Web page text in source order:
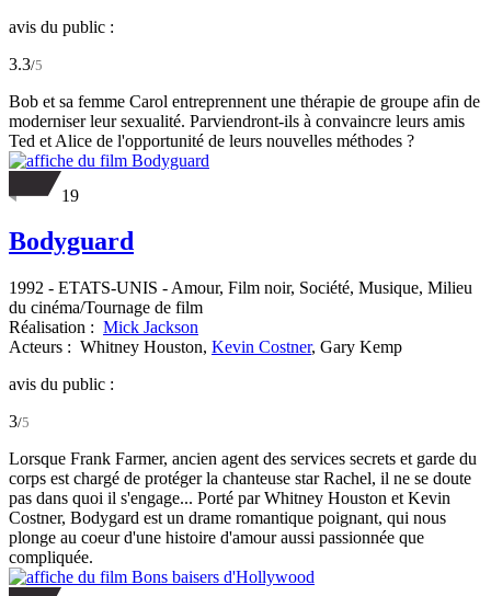
avis du public :
3.3/5
Bob et sa femme Carol entreprennent une thérapie de groupe afin de
moderniser leur sexualité. Parviendront-ils à convaincre leurs amis
Ted et Alice de l'opportunité de leurs nouvelles méthodes ?
19
Bodyguard
1992 - ETATS-UNIS - Amour, Film noir, Société, Musique, Milieu
du cinéma/Tournage de film
Réalisation : Mick Jackson
Acteurs : Whitney Houston, Kevin Costner, Gary Kemp
avis du public :
3/5
Lorsque Frank Farmer, ancien agent des services secrets et garde du
corps est chargé de protéger la chanteuse star Rachel, il ne se doute
pas dans quoi il s'engage... Porté par Whitney Houston et Kevin
Costner, Bodygard est un drame romantique poignant, qui nous
plonge au coeur d'une histoire d'amour aussi passionnée que
compliquée.